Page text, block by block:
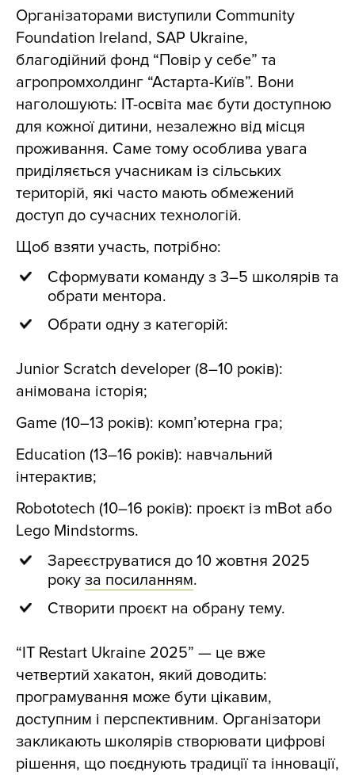
Організаторами виступили Community
Foundation Ireland, SAP Ukraine,
благодійний фонд “Повір у себе” та
агропромхолдинг “Астарта-Київ”. Вони
наголошують: ІТ-освіта має бути доступною
для кожної дитини, незалежно від місця
проживання. Саме тому особлива увага
приділяється учасникам із сільських
територій, які часто мають обмежений
доступ до сучасних технологій.
Щоб взяти участь, потрібно:
Сформувати команду з 3–5 школярів та
обрати ментора.
Обрати одну з категорій:
Junior Scratch developer (8–10 років):
анімована історія;
Game (10–13 років): комп’ютерна гра;
Education (13–16 років): навчальний
інтерактив;
Robototech (10–16 років): проєкт із mBot або
Lego Mindstorms.
Зареєструватися до 10 жовтня 2025
року за посиланням.
Створити проєкт на обрану тему.
“IT Restart Ukraine 2025” — це вже
четвертий хакатон, який доводить:
програмування може бути цікавим,
доступним і перспективним. Організатори
закликають школярів створювати цифрові
рішення, що поєднують традиції та інновації,